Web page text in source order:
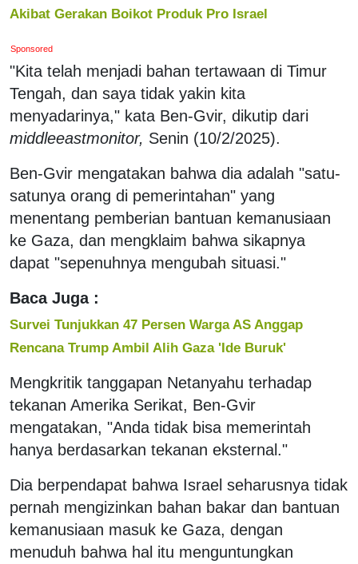
Akibat Gerakan Boikot Produk Pro Israel
Sponsored
"Kita telah menjadi bahan tertawaan di Timur
Tengah, dan saya tidak yakin kita
menyadarinya," kata Ben-Gvir, dikutip dari
middleeastmonitor, Senin (10/2/2025).
Ben-Gvir mengatakan bahwa dia adalah "satu-
satunya orang di pemerintahan" yang
menentang pemberian bantuan kemanusiaan
ke Gaza, dan mengklaim bahwa sikapnya
dapat "sepenuhnya mengubah situasi."
Baca Juga :
Survei Tunjukkan 47 Persen Warga AS Anggap
Rencana Trump Ambil Alih Gaza 'Ide Buruk'
Mengkritik tanggapan Netanyahu terhadap
tekanan Amerika Serikat, Ben-Gvir
mengatakan, "Anda tidak bisa memerintah
hanya berdasarkan tekanan eksternal."
Dia berpendapat bahwa Israel seharusnya tidak
pernah mengizinkan bahan bakar dan bantuan
kemanusiaan masuk ke Gaza, dengan
menuduh bahwa hal itu menguntungkan